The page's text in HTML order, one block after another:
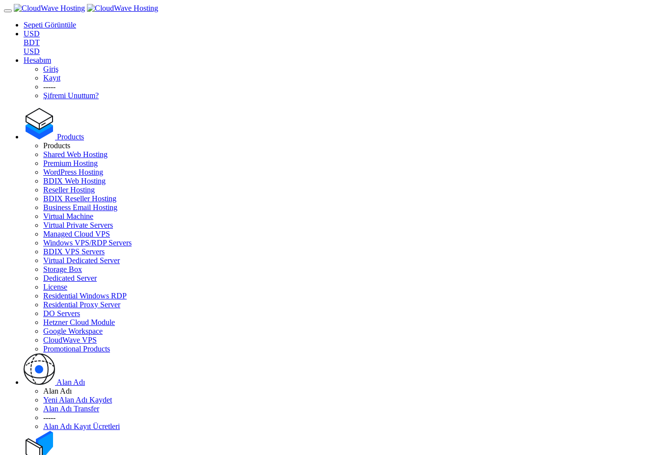
Sepeti Görüntüle
USD
BDT
USD
Hesabım
Giriş
Kayıt
-----
Şifremi Unuttum?
Products
Products
Shared Web Hosting
Premium Hosting
WordPress Hosting
BDIX Web Hosting
Reseller Hosting
BDIX Reseller Hosting
Business Email Hosting
Virtual Machine
Virtual Private Servers
Managed Cloud VPS
Windows VPS/RDP Servers
BDIX VPS Servers
Virtual Dedicated Server
Storage Box
Dedicated Server
License
Residential Windows RDP
Residential Proxy Server
DO Servers
Hetzner Cloud Module
Google Workspace
CloudWave VPS
Promotional Products
Alan Adı
Alan Adı
Yeni Alan Adı Kaydet
Alan Adı Transfer
-----
Alan Adı Kayıt Ücretleri